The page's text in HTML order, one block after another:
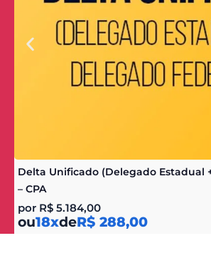
Delta Unificado (Delegado Estadual
– CPA
por R$ 5.184,00
ou18xdeR$ 288,00